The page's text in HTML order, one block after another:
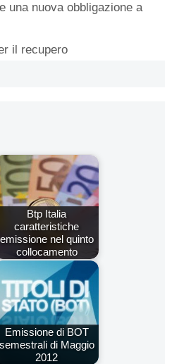
una nuova obbligazione a
il recupero
Btp Italia
caratteristiche
emissione nel quinto
collocamento
Emissione di BOT
semestrali di Maggio
2012